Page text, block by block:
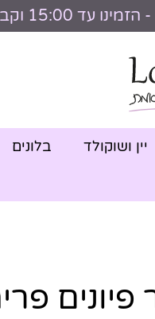
יין ושוקולד בלונים
פיונים